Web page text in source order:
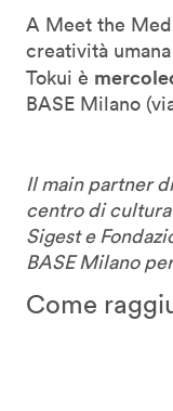
A Meet the
creatività
Tokui è
BASE Milano
Il main partner
centro di
Sigest e
BASE Milano
Come